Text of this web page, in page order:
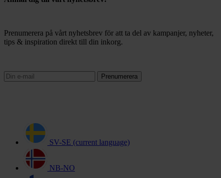
Prenumerera på vårt nyhetsbrev för att ta del av kampanjer, nyheter,
tips & inspiration direkt till din inkorg.
Prenumerera
SV-SE (current language)
NB-NO